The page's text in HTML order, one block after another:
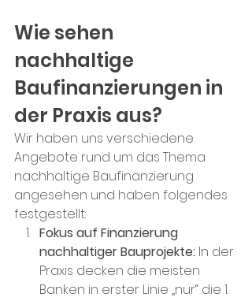
Wie sehen
nachhaltige
Baufinanzierungen in
der Praxis aus?
Wir haben uns verschiedene
Angebote rund um das Thema
nachhaltige Baufinanzierung
angesehen und haben folgendes
festgestellt:
Fokus auf Finanzierung
nachhaltiger Bauprojekte: In der
Praxis decken die meisten
Banken in erster Linie „nur“ die 1.